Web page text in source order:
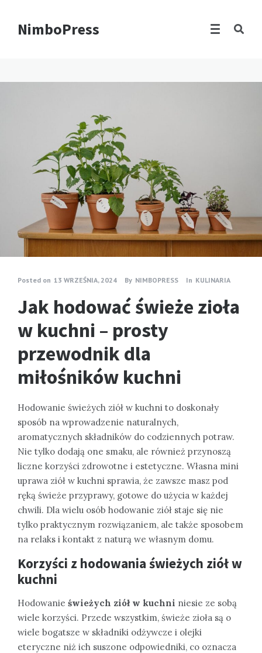
NimboPress
Posted on 13 WRZEŚNIA, 2024 By NIMBOPRESS In KULINARIA
Jak hodować świeże zioła
w kuchni – prosty
przewodnik dla
miłośników kuchni
Hodowanie świeżych ziół w kuchni to doskonały
sposób na wprowadzenie naturalnych,
aromatycznych składników do codziennych potraw.
Nie tylko dodają one smaku, ale również przynoszą
liczne korzyści zdrowotne i estetyczne. Własna mini
uprawa ziół w kuchni sprawia, że zawsze masz pod
ręką świeże przyprawy, gotowe do użycia w każdej
chwili. Dla wielu osób hodowanie ziół staje się nie
tylko praktycznym rozwiązaniem, ale także sposobem
na relaks i kontakt z naturą we własnym domu.
Korzyści z hodowania świeżych ziół w
kuchni
Hodowanie świeżych ziół w kuchni niesie ze sobą
wiele korzyści. Przede wszystkim, świeże zioła są o
wiele bogatsze w składniki odżywcze i olejki
eteryczne niż ich suszone odpowiedniki, co oznacza